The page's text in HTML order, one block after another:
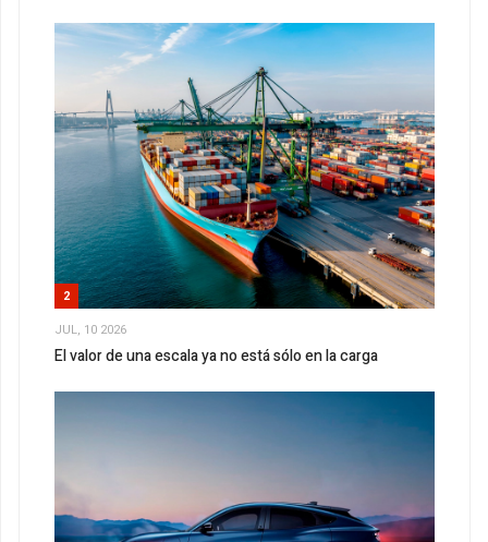
2
JUL, 10 2026
El valor de una escala ya no está sólo en la carga